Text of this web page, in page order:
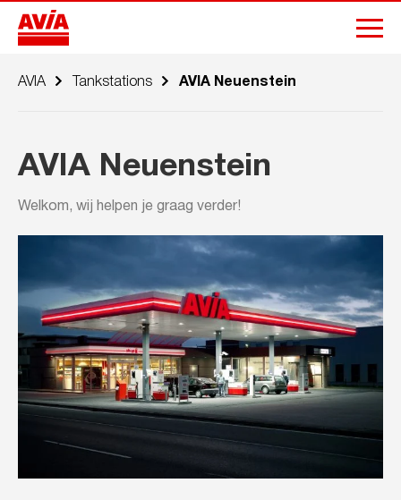
AVIA Tankstations AVIA Neuenstein
AVIA Neuenstein
Welkom, wij helpen je graag verder!